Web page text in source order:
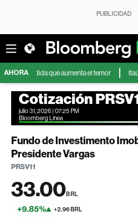
PUBLICIDAD
AHORAque aumenta el temor Itaú revela
Cotización
julio 31, 2026 | 07:25 PM
Bloomberg Línea
Fundo de Investimento
Presidente Vargas
PRSV11
33.00BRL
+9.85% +2.96 BRL